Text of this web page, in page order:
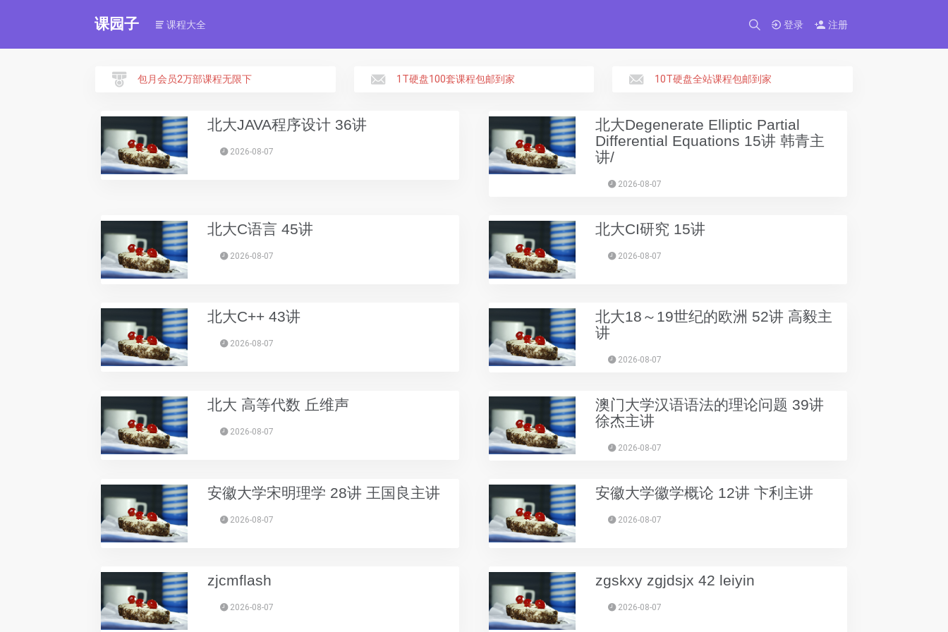
课园子 课程大全 登录 注册
包月会员2万部课程无限下 1T硬盘100套课程包邮到家 10T硬盘全站课程包邮到家
北大JAVA程序设计 36讲
2026-08-07
北大Degenerate Elliptic Partial
Differential Equations 15讲 韩青主
讲/
2026-08-07
北大C语言 45讲
2026-08-07
北大CI研究 15讲
2026-08-07
北大C++ 43讲
2026-08-07
北大18～19世纪的欧洲 52讲 高毅主
讲
2026-08-07
北大 高等代数 丘维声
2026-08-07
澳门大学汉语语法的理论问题 39讲
徐杰主讲
2026-08-07
安徽大学宋明理学 28讲 王国良主讲
2026-08-07
安徽大学徽学概论 12讲 卞利主讲
2026-08-07
zjcmflash
2026-08-07
zgskxy zgjdsjx 42 leiyin
2026-08-07